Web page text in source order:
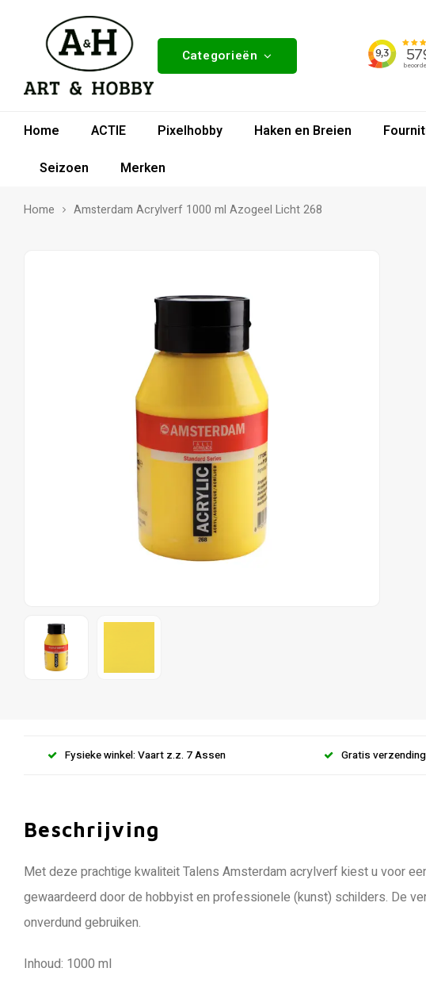
Categorieën
Home ACTIE Pixelhobby Haken en Breien
Seizoen
Merken
Home Amsterdam Acrylverf 1000 ml Azogeel Licht 268
Fysieke winkel: Vaart z.z. 7 Assen Gratis
Beschrijving
Met deze prachtige kwaliteit Talens Amsterdam acrylverf kiest u voor
gewaardeerd door de hobbyist en professionele (kunst) schilders. De
onverdund gebruiken.
Inhoud: 1000 ml